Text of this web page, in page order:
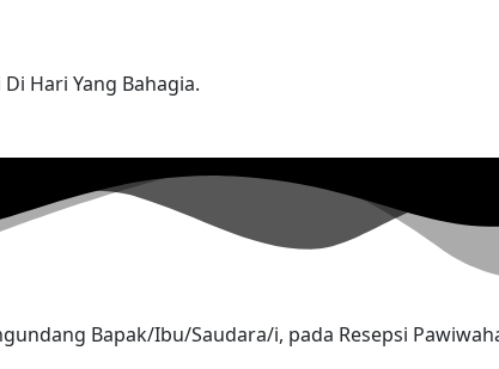
Hari Yang Bahagia.
Bapak/Ibu/Saudara/i, pada Resepsi